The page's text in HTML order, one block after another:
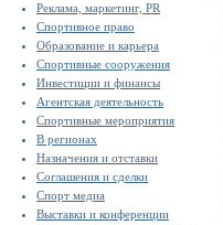
Реклама, маркетинг, PR
Спортивное право
Образование и карьера
Спортивные сооружения
Инвестиции и финансы
Агентская деятельность
Спортивные мероприятия
В регионах
Назначения и отставки
Соглашения и сделки
Спорт медиа
Выставки и конференции